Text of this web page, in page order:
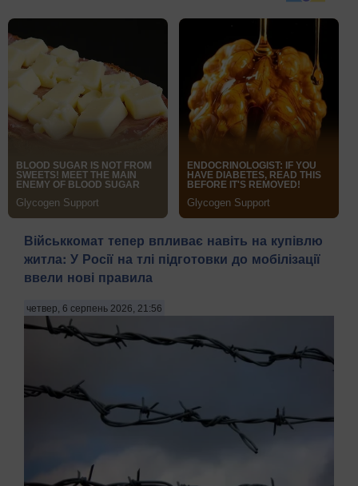
Військкомат тепер впливає навіть на купівлю
житла: У Росії на тлі підготовки до мобілізації
ввели нові правила
четвер, 6 серпень 2026, 21:56